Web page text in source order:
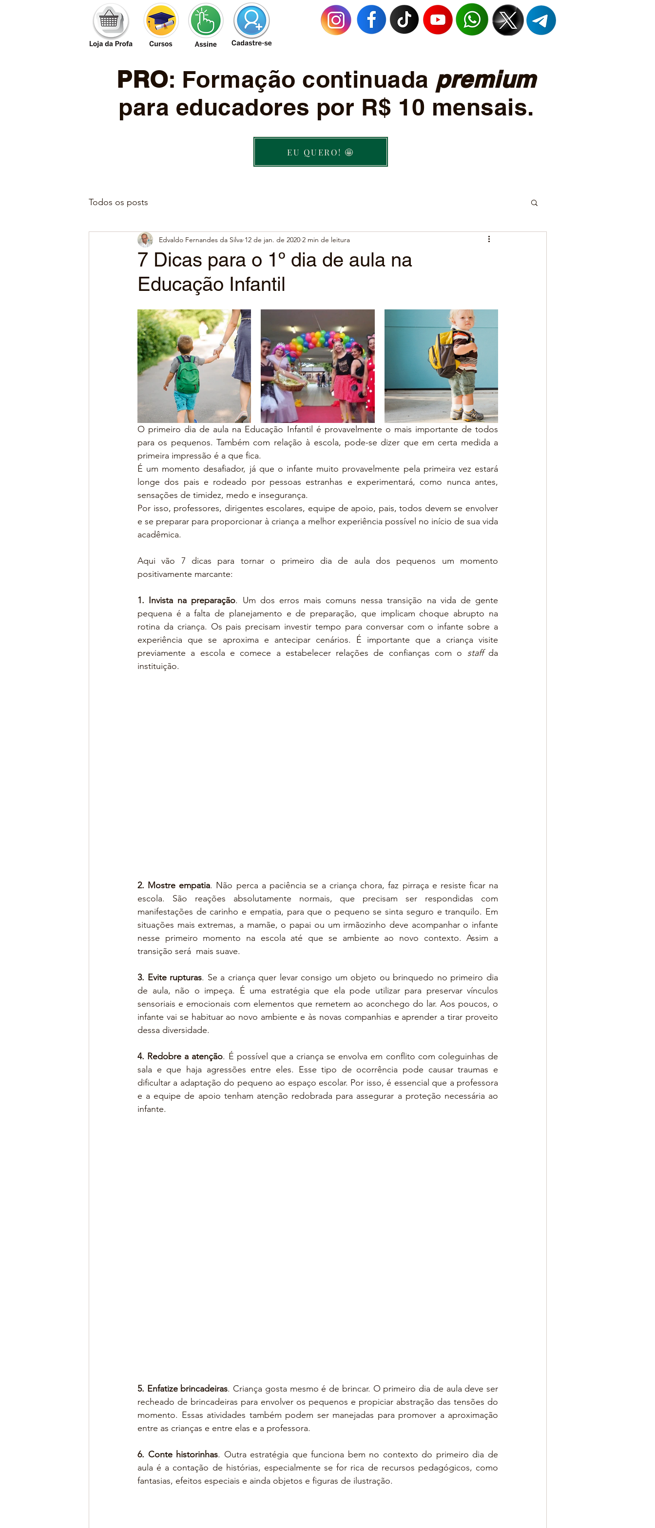
PRO: Formação continuada premium
para educadores por R$ 10 mensais.
EU QUERO! 🤩
Todos os posts
7 Dicas para o 1º dia de aula na
Educação Infantil
Edvaldo Fernandes da Silva 12 de jan. de 2020 2 min de leitura
O primeiro dia de aula na Educação Infantil é provavelmente o mais importante de todos
para os pequenos. Também com relação à escola, pode-se dizer que em certa medida a
primeira impressão é a que fica.
É um momento desafiador, já que o infante muito provavelmente pela primeira vez estará
longe dos pais e rodeado por pessoas estranhas e experimentará, como nunca antes,
sensações de timidez, medo e insegurança.
Por isso, professores, dirigentes escolares, equipe de apoio, pais, todos devem se envolver
e se preparar para proporcionar à criança a melhor experiência possível no início de sua vida
acadêmica.
Aqui vão 7 dicas para tornar o primeiro dia de aula dos pequenos um momento
positivamente marcante:
1. Invista na preparação. Um dos erros mais comuns nessa transição na vida de gente
pequena é a falta de planejamento e de preparação, que implicam choque abrupto na
rotina da criança. Os pais precisam investir tempo para conversar com o infante sobre a
experiência que se aproxima e antecipar cenários. É importante que a criança visite
previamente a escola e comece a estabelecer relações de confianças com o staff da
instituição.
2. Mostre empatia. Não perca a paciência se a criança chora, faz pirraça e resiste ficar na
escola. São reações absolutamente normais, que precisam ser respondidas com
manifestações de carinho e empatia, para que o pequeno se sinta seguro e tranquilo. Em
situações mais extremas, a mamãe, o papai ou um irmãozinho deve acompanhar o infante
nesse primeiro momento na escola até que se ambiente ao novo contexto. Assim a
transição será  mais suave.
3. Evite rupturas. Se a criança quer levar consigo um objeto ou brinquedo no primeiro dia
de aula, não o impeça. É uma estratégia que ela pode utilizar para preservar vínculos
sensoriais e emocionais com elementos que remetem ao aconchego do lar. Aos poucos, o
infante vai se habituar ao novo ambiente e às novas companhias e aprender a tirar proveito
dessa diversidade.
4. Redobre a atenção. É possível que a criança se envolva em conflito com coleguinhas de
sala e que haja agressões entre eles. Esse tipo de ocorrência pode causar traumas e
dificultar a adaptação do pequeno ao espaço escolar. Por isso, é essencial que a professora
e a equipe de apoio tenham atenção redobrada para assegurar a proteção necessária ao
infante.
5. Enfatize brincadeiras. Criança gosta mesmo é de brincar. O primeiro dia de aula deve ser
recheado de brincadeiras para envolver os pequenos e propiciar abstração das tensões do
momento. Essas atividades também podem ser manejadas para promover a aproximação
entre as crianças e entre elas e a professora.
6. Conte historinhas. Outra estratégia que funciona bem no contexto do primeiro dia de
aula é a contação de histórias, especialmente se for rica de recursos pedagógicos, como
fantasias, efeitos especiais e ainda objetos e figuras de ilustração.